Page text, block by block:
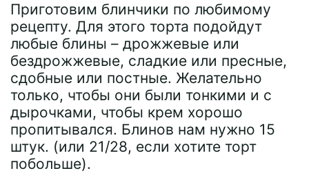
Приготовим блинчики по любимому
рецепту. Для этого торта подойдут
любые блины – дрожжевые или
бездрожжевые, сладкие или пресные,
сдобные или постные. Желательно
только, чтобы они были тонкими и с
дырочками, чтобы крем хорошо
пропитывался. Блинов нам нужно 15
штук. (или 21/28, если хотите торт
побольше).